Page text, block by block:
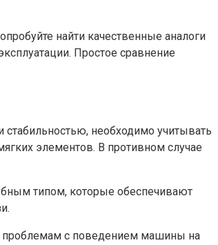
найти качественные аналоги
Простое сравнение
необходимо учитывать
элементов. В противном случае
типом, которые обеспечивают
проблемам с поведением машины на